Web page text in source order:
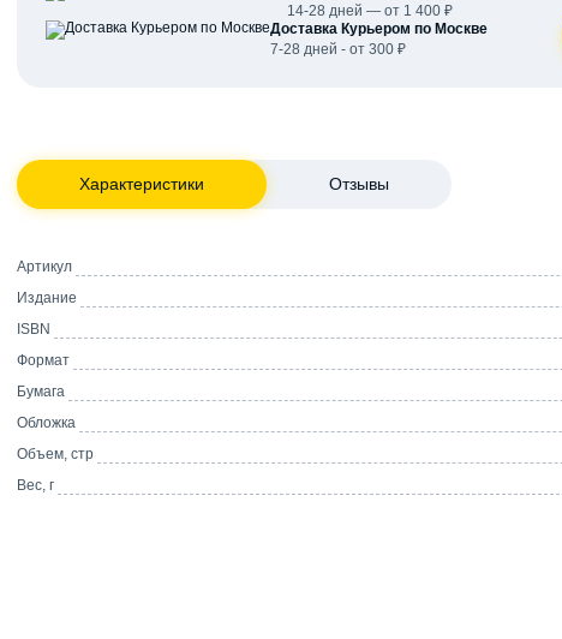
14-28 дней — от 1 400 ₽
Доставка Курьером по Москве
7-28 дней - от 300 ₽
Характеристики Отзывы
Артикул
Издание
ISBN
Формат
Бумага
Обложка
Объем, стр
Вес, г